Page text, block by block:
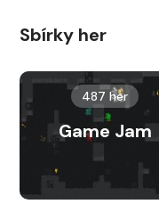
Sbírky her
487 her
Game Jam